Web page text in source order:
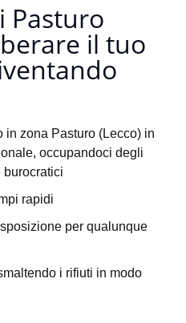
Pasturo
il tuo
in zona Pasturo (Lecco) in
occupandoci degli
burocratici
rapidi
per qualunque
i rifiuti in modo